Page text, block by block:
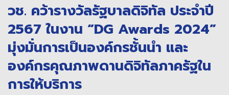
วช. คว้ารางวัลรัฐบาลดิจิทัล ประจำปี
2567 ในงาน “DG Awards 2024”
มุ่งมั่นการเป็นองค์กรชั้นนำ และ
องค์กรคุณภาพดานดิจิทัลภาครัฐใน
การให้บริการ